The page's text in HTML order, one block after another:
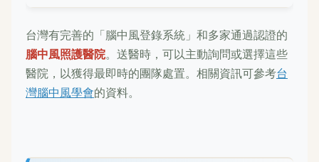
台灣有完善的「腦中風登錄系統」和多家通過認證的
腦中風照護醫院。送醫時，可以主動詢問或選擇這些
醫院，以獲得最即時的團隊處置。相關資訊可參考台
灣腦中風學會的資料。